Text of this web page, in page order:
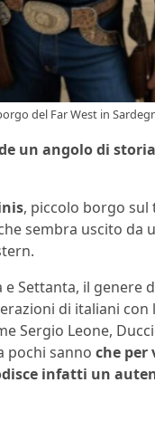
del Far West in
un angolo di
, piccolo borgo sul
sembra uscito da
e Settanta, il genere
di italiani con
Sergio Leone,
pochi sanno che per
infatti un